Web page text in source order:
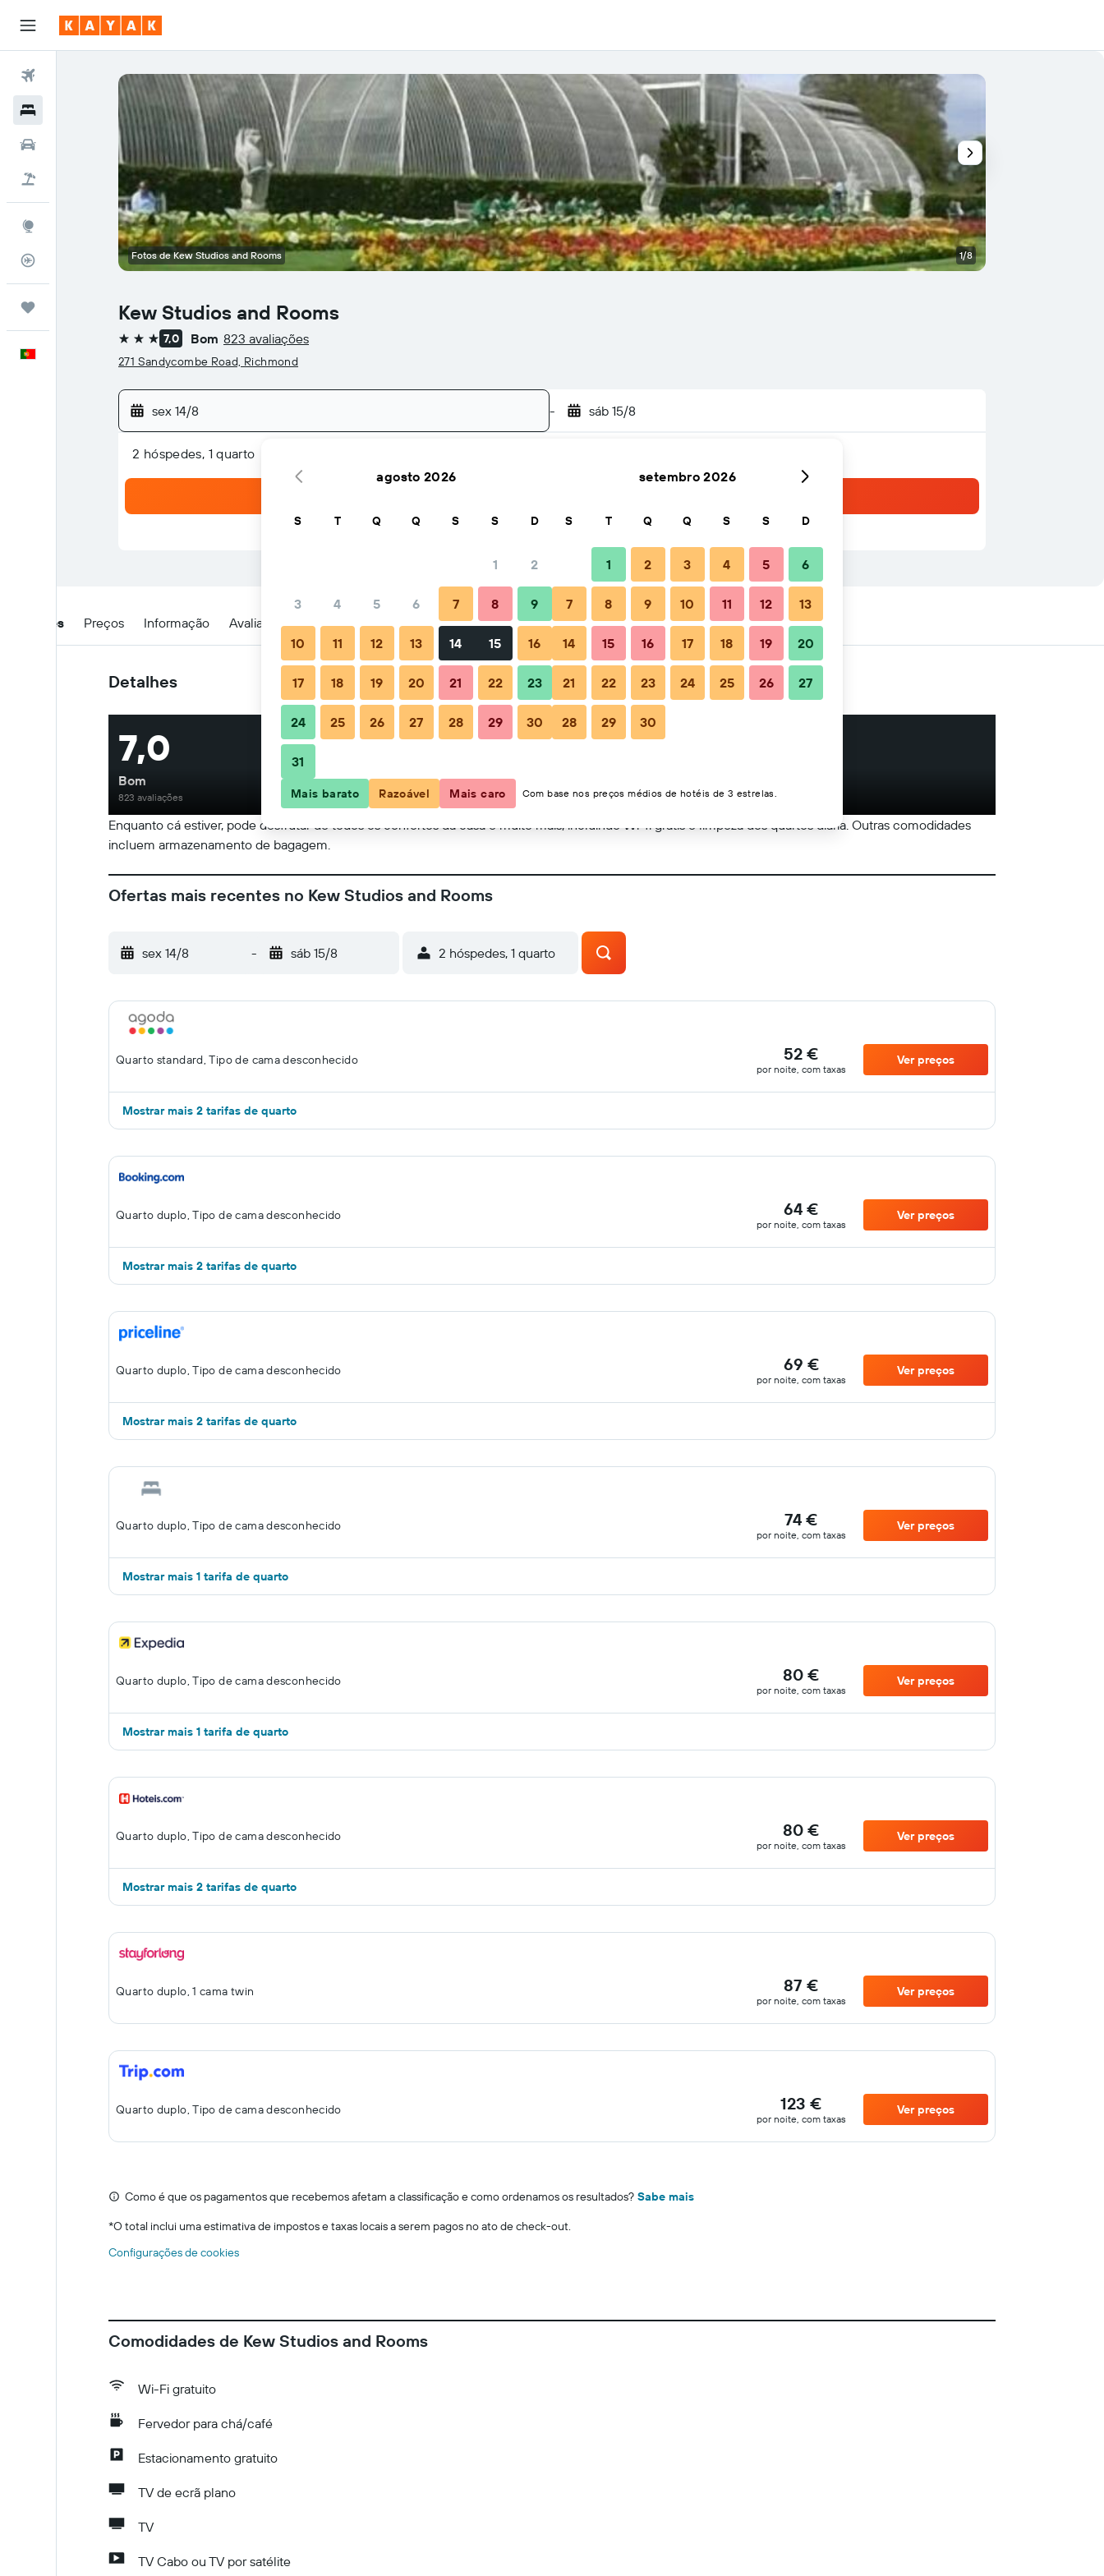
Monitorizador de voos
Kew Studios and Rooms
3 estrelas7,0 Bom 823 avaliações
271 Sandycombe Road, Richmond
sex 14/8 - sáb 15/8
2 hóspedes, 1 quarto
Fotos de Kew Studios and Rooms 1/8
Detalhes Preços Informação Avaliações Localização Dicas e Perguntas frequentes Alojamentos próximos
Detalhes
Enquanto cá estiver, pode desfrutar de todos os confortos da casa e muito mais, incluindo Wi-fi grátis e limpeza dos quartos diária. Outras comodidades
incluem armazenamento de bagagem.
7,0
Bom
823 avaliações
Mostrar no mapa
Ofertas mais recentes no Kew Studios and Rooms
sex 14/8 - sáb 15/8 2 hóspedes, 1 quarto
Quarto standard, Tipo de cama desconhecido 52 €
por noite, com taxas
Ver preços
Mostrar mais 2 tarifas de quarto
Quarto duplo, Tipo de cama desconhecido 64 €
por noite, com taxas
Ver preços
Mostrar mais 2 tarifas de quarto
Quarto duplo, Tipo de cama desconhecido 69 €
por noite, com taxas
Ver preços
Mostrar mais 2 tarifas de quarto
Quarto duplo, Tipo de cama desconhecido 74 €
por noite, com taxas
Ver preços
Mostrar mais 1 tarifa de quarto
Quarto duplo, Tipo de cama desconhecido 80 €
por noite, com taxas
Ver preços
Mostrar mais 1 tarifa de quarto
Quarto duplo, Tipo de cama desconhecido 80 €
por noite, com taxas
Ver preços
Mostrar mais 2 tarifas de quarto
Quarto duplo, 1 cama twin 87 €
por noite, com taxas
Ver preços
Quarto duplo, Tipo de cama desconhecido 123 €
por noite, com taxas
Ver preços
Como é que os pagamentos que recebemos afetam a classificação e como ordenamos os resultados? Sabe mais
*O total inclui uma estimativa de impostos e taxas locais a serem pagos no ato de check-out.
Configurações de cookies
Comodidades de Kew Studios and Rooms
Wi-Fi gratuito
Fervedor para chá/café
Estacionamento gratuito
TV de ecrã plano
TV
TV Cabo ou TV por satélite
agosto 2026
S T Q Q S S D
1 2
3 4 5 6 7 8 9
10 11 12 13 14 15 16
17 18 19 20 21 22 23
24 25 26 27 28 29 30
31
setembro 2026
S T Q Q S S D
1 2 3 4 5 6
7 8 9 10 11 12 13
14 15 16 17 18 19 20
21 22 23 24 25 26 27
28 29 30
Mais barato Razoável Mais caro Com base nos preços médios de hotéis de 3 estrelas.